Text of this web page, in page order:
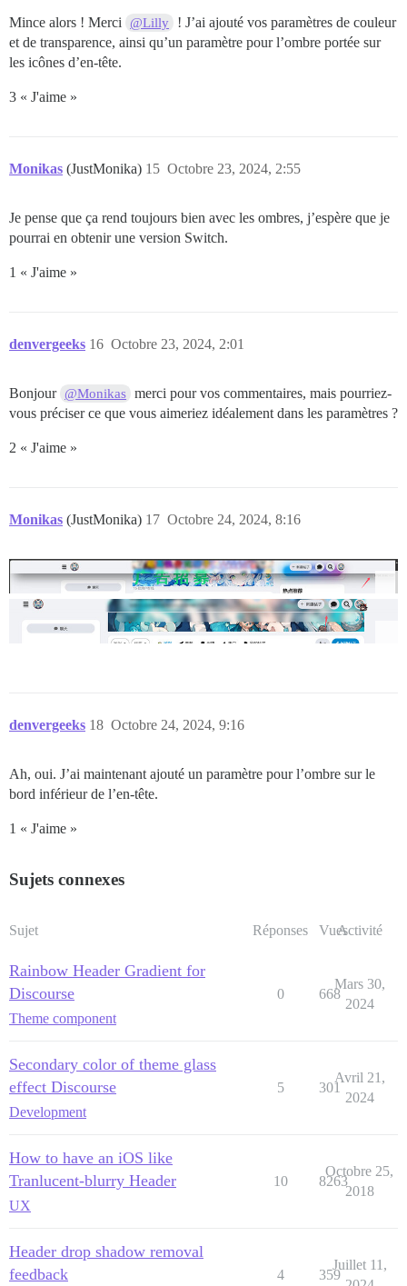
Mince alors ! Merci @Lilly
! J’ai ajouté vos paramètres de couleur
et de transparence, ainsi qu’un paramètre pour l’ombre portée sur
les icônes d’en-tête.
3 « J'aime »
Monikas (JustMonika) Octobre 23, 2024, 2:55
15
Je pense que ça rend toujours bien avec les ombres, j’espère que je
pourrai en obtenir une version Switch.
1 « J'aime »
denvergeeks Octobre 23, 2024, 2:01
16
Bonjour @Monikas merci pour vos commentaires, mais pourriez-
vous préciser ce que vous aimeriez idéalement dans les paramètres ?
2 « J'aime »
Monikas (JustMonika) Octobre 24, 2024, 8:16
17
denvergeeks Octobre 24, 2024, 9:16
18
Ah, oui. J’ai maintenant ajouté un paramètre pour l’ombre sur le
bord inférieur de l’en-tête.
1 « J'aime »
Sujets connexes
Sujet Réponses VuesActivité
Rainbow Header Gradient for
Discourse
Theme component
0 668
Mars 30,
2024
Secondary color of theme glass
effect Discourse
Development
5 301
Avril 21,
2024
How to have an iOS like
Tranlucent-blurry Header
UX
10 8263
Octobre 25,
2018
Header drop shadow removal
feedback
4 359
Juillet 11,